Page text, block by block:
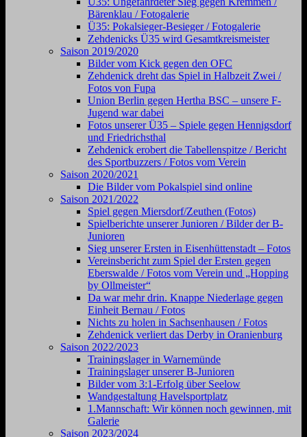
Bärenklau / Fotogalerie
Ü35: Pokalsieger-Besieger / Fotogalerie
Zehdenicks Ü35 wird Gesamtkreismeister
Saison 2019/2020
Bilder vom Kick gegen den OFC
Zehdenick dreht das Spiel in Halbzeit Zwei /
Fotos von Fupa
Union Berlin gegen Hertha BSC – unsere F-
Jugend war dabei
Fotos unserer Ü35 – Spiele gegen Hennigsdorf
und Friedrichsthal
Zehdenick erobert die Tabellenspitze / Bericht
des Sportbuzzers / Fotos vom Verein
Saison 2020/2021
Die Bilder vom Pokalspiel sind online
Saison 2021/2022
Spiel gegen Miersdorf/Zeuthen (Fotos)
Spielberichte unserer Junioren / Bilder der B-
Junioren
Sieg unserer Ersten in Eisenhüttenstadt – Fotos
Vereinsbericht zum Spiel der Ersten gegen
Eberswalde / Fotos vom Verein und „Hopping
by Ollmeister“
Da war mehr drin. Knappe Niederlage gegen
Einheit Bernau / Fotos
Nichts zu holen in Sachsenhausen / Fotos
Zehdenick verliert das Derby in Oranienburg
Saison 2022/2023
Trainingslager in Warnemünde
Trainingslager unserer B-Junioren
Bilder vom 3:1-Erfolg über Seelow
Wandgestaltung Havelsportplatz
1.Mannschaft: Wir können noch gewinnen, mit
Galerie
Saison 2023/2024